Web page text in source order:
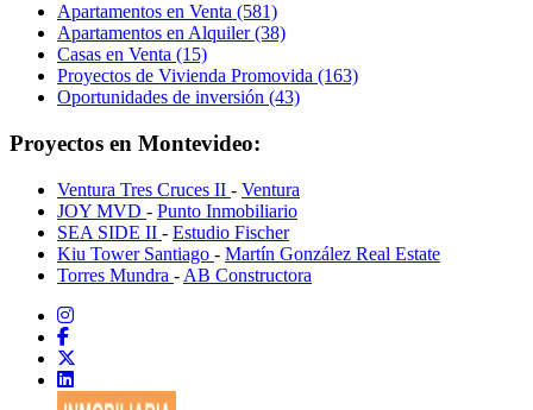
Apartamentos en Venta (581)
Apartamentos en Alquiler (38)
Casas en Venta (15)
Proyectos de Vivienda Promovida (163)
Oportunidades de inversión (43)
Proyectos en Montevideo:
Ventura Tres Cruces II - Ventura
JOY MVD - Punto Inmobiliario
SEA SIDE II - Estudio Fischer
Kiu Tower Santiago - Martín González Real Estate
Torres Mundra - AB Constructora